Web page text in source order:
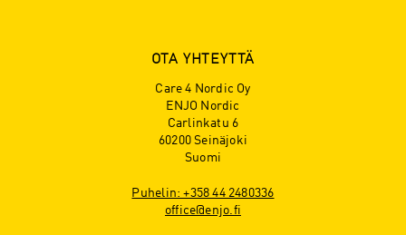
OTA YHTEYTTÄ
Care 4 Nordic Oy
ENJO Nordic
Carlinkatu 6
60200 Seinäjoki
Suomi
Puhelin: +358 44 2480336
office@enjo.fi